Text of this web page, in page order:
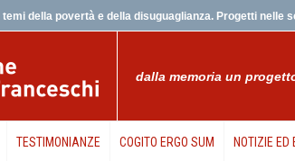
della povertà e della disuguaglianza. Progetti nelle
dalla memoria un
TESTIMONIANZE COGITO ERGO SUM NOTIZIE ED